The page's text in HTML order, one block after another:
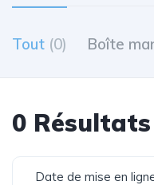
Tout (0) Boîte
0 Résultats
Date de mise en